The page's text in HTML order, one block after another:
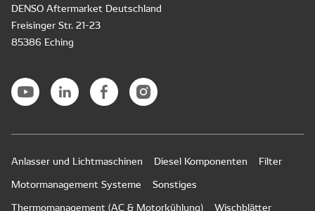
DENSO Aftermarket Deutschland
Freisinger Str. 21-23
85386 Eching
Anlasser und Lichtmaschinen Diesel Komponenten
Filter
Motormanagement Systeme
Sonstiges
Thermomanagement (AC & Motorkühlung)
Wischblätter